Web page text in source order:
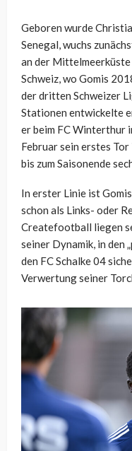
Geboren wurde
Senegal, wuchs
an der
Schweiz, wo Gomis
der dritten Schweizer
Stationen entwickelte
er beim FC Winterthur
Februar sein erstes
bis zum Saisonende
In erster Linie ist
schon als Links- oder
Createfootball liegen
seiner Dynamik, in den
den FC Schalke 04
Verwertung seiner